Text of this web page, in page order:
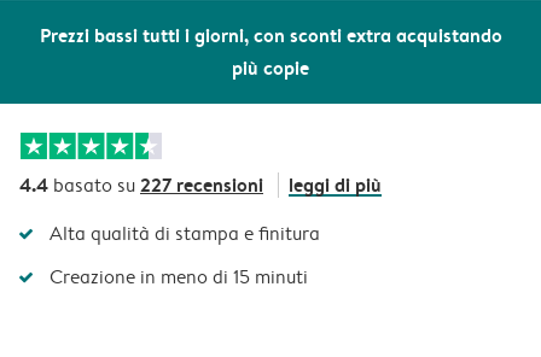
Prezzi bassi tutti i giorni, con sconti extra acquistando
più copie
4.4 basato su227 recensioni leggi di più
Alta qualità di stampa e finitura
Creazione in meno di 15 minuti